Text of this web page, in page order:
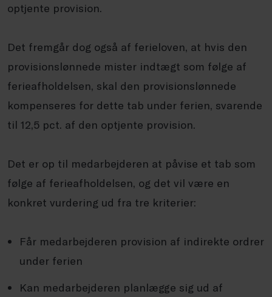
optjente provision.
Det fremgår dog også af ferieloven, at hvis den
provisionslønnede mister indtægt som følge af
ferieafholdelsen, skal den provisionslønnede
kompenseres for dette tab under ferien, svarende
til 12,5 pct. af den optjente provision.
Det er op til medarbejderen at påvise et tab som
følge af ferieafholdelsen, og det vil være en
konkret vurdering ud fra tre kriterier:
Får medarbejderen provision af indirekte ordrer
under ferien
Kan medarbejderen planlægge sig ud af